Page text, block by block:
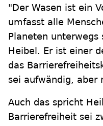
"Der Wasen ist ein
umfasst alle
Planeten unterwegs
Heibel. Er ist einer
das
sei aufwändig, aber
Auch das spricht
Barrierefreiheit sei